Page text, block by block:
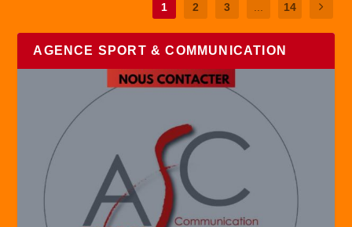
1 2 3 ... 14
AGENCE SPORT & COMMUNICATION